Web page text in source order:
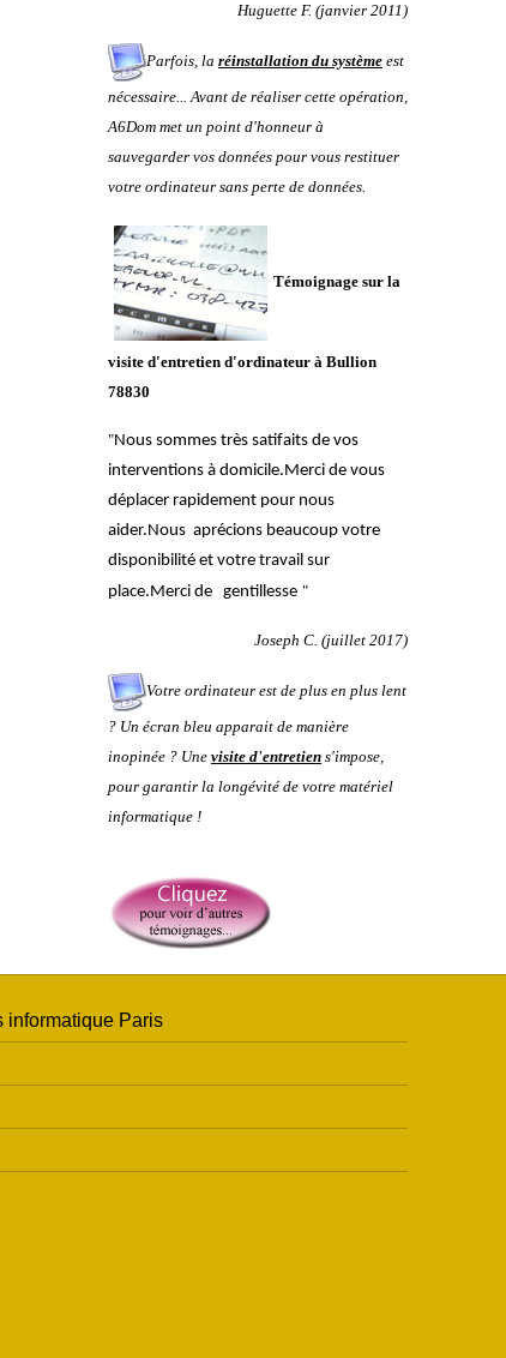
Huguette F. (janvier 2011)
Parfois, la réinstallation du système est
nécessaire... Avant de réaliser cette opération,
A6Dom met un point d'honneur à
sauvegarder vos données pour vous restituer
votre ordinateur sans perte de données.
Témoignage sur la
visite d'entretien d'ordinateur à Bullion
78830
"Nous sommes très satifaits de vos
interventions à domicile.Merci de vous
déplacer rapidement pour nous
aider.Nous aprécions beaucoup votre
disponibilité et votre travail sur
place.Merci de gentillesse "
Joseph C. (juillet 2017)
Votre ordinateur est de plus en plus lent
? Un écran bleu apparait de manière
inopinée ? Une visite d'entretien s'impose,
pour garantir la longévité de votre matériel
informatique !
informatique Paris